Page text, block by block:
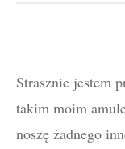
Strasznie jestem
takim moim
noszę żadnego